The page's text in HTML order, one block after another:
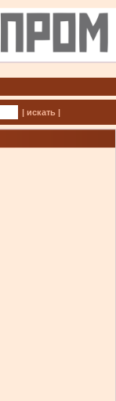
| искать |